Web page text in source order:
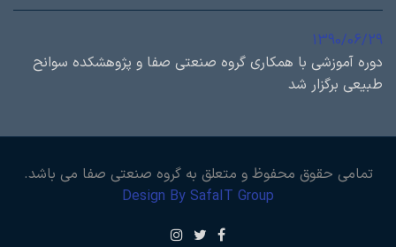
1390/06/29
دوره آموزشی با همكاري گروه صنعتی صفا و پژوهشكده سوانح
طبيعی برگزار شد
تمامی حقوق محفوظ و متعلق به گروه صنعتی صفا می باشد.
Design By SafaIT Group